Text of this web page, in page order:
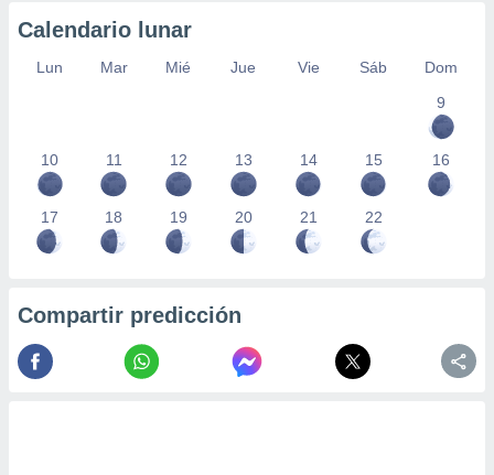
Calendario lunar
Lun Mar Mié Jue Vie Sáb
Dom
9
10 11 12 13 14 15 16
17 18 19 20 21 22
Compartir predicción